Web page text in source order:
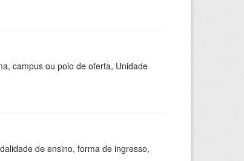
campus ou polo de oferta, Unidade
de ensino, forma de ingresso,